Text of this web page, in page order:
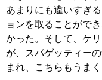
あまりにも違いすぎ
ョンを取ることがで
かった。そして、ケ
が、スパゲッティー
まれ、こちらもうま